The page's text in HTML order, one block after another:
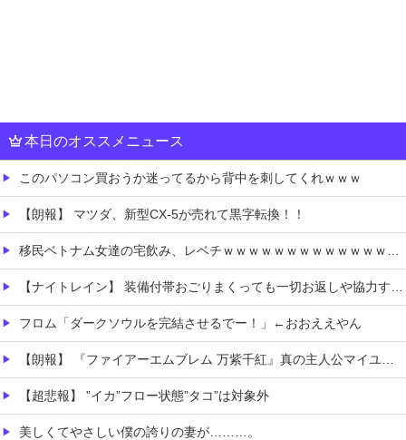
本日のオススメニュース
このパソコン買おうか迷ってるから背中を刺してくれｗｗｗ
【朗報】 マツダ、新型CX-5が売れて黒字転換！！
移民ベトナム女達の宅飲み、レベチｗｗｗｗｗｗｗｗｗｗｗｗｗｗｗｗｗｗｗｗｗｗｗｗ
【ナイトレイン】 装備付帯おごりまくっても一切お返しや協力する気がないプレイヤーいるけど…
フロム「ダークソウルを完結させるでー！」←おおええやん
【朗報】 『ファイアーエムブレム 万紫千紅』真の主人公マイユニはキャラメイクが可能
【超悲報】 ”イカ”フロー状態”タコ”は対象外
美しくてやさしい僕の誇りの妻が………。